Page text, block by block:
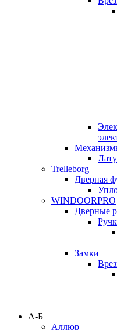
Trelleborg
Дверная
WINDOORPRO
Дверные
Замки
А-Б
Аллюр